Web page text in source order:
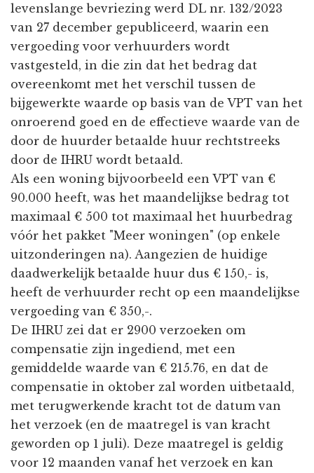
levenslange bevriezing werd DL nr. 132/2023
van 27 december gepubliceerd, waarin een
vergoeding voor verhuurders wordt
vastgesteld, in die zin dat het bedrag dat
overeenkomt met het verschil tussen de
bijgewerkte waarde op basis van de VPT van het
onroerend goed en de effectieve waarde van de
door de huurder betaalde huur rechtstreeks
door de IHRU wordt betaald.
Als een woning bijvoorbeeld een VPT van €
90.000 heeft, was het maandelijkse bedrag tot
maximaal € 500 tot maximaal het huurbedrag
vóór het pakket "Meer woningen" (op enkele
uitzonderingen na). Aangezien de huidige
daadwerkelijk betaalde huur dus € 150,- is,
heeft de verhuurder recht op een maandelijkse
vergoeding van € 350,-.
De IHRU zei dat er 2900 verzoeken om
compensatie zijn ingediend, met een
gemiddelde waarde van € 215.76, en dat de
compensatie in oktober zal worden uitbetaald,
met terugwerkende kracht tot de datum van
het verzoek (en de maatregel is van kracht
geworden op 1 juli). Deze maatregel is geldig
voor 12 maanden vanaf het verzoek en kan